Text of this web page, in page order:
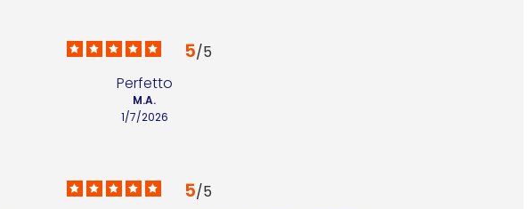
5/5
Perfetto
1/7/2026
M.A.
5/5